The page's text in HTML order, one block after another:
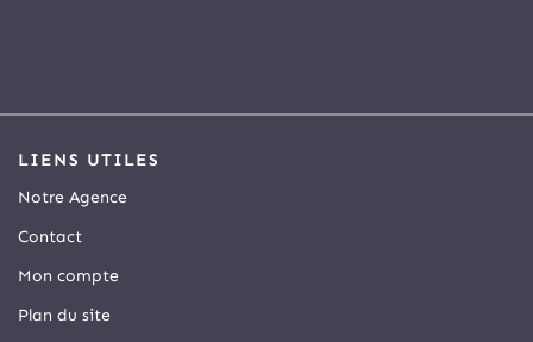
LIENS UTILES
Notre Agence
Contact
Mon compte
Plan du site